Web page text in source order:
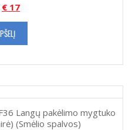
€ 17
Langų pakėlimo mygtuko
(Smėlio spalvos)